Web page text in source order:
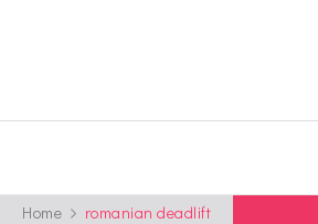
Home romanian deadlift